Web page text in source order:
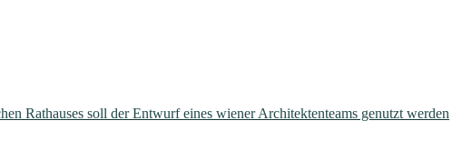
Rathauses soll der Entwurf eines wiener Architektenteams genutzt werden